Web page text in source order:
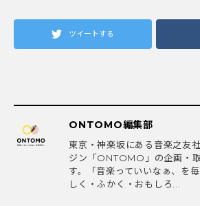
ツイートする
ONTOMO編集部
東京・神楽坂にある音楽之友
ジン「ONTOMO」の企画・
す。「音楽っていいなぁ、を
しく・ふかく・おもしろ...